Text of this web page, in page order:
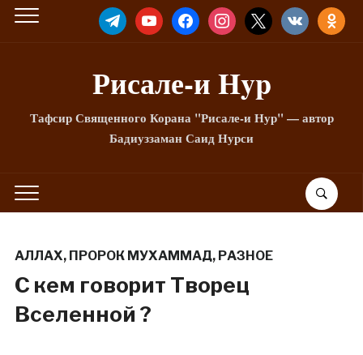
TELEGRAMYOUTUBEFACEBOOKINSTAGRAM
X VKONTAKTE
Рисале-и Hyp
Тафсир Священного Корана "Рисале-и Нур" — автор
Бадиуззаман Саид Нурси
АЛЛАХ, ПРОРОК МУХАММАД, РАЗНОЕ
С кем говорит Творец
Вселенной ?